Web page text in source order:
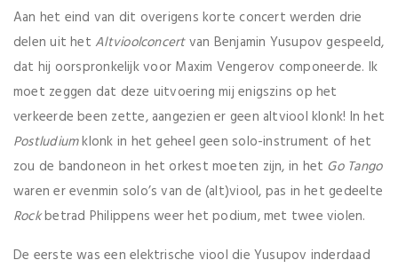
Aan het eind van dit overigens korte concert werden drie
delen uit hetAltvioolconcertvan Benjamin Yusupov gespeeld,
dat hij oorspronkelijk voor Maxim Vengerov componeerde. Ik
moet zeggen dat deze uitvoering mij enigszins op het
verkeerde been zette, aangezien er geen altviool klonk! In het
Postludiumklonk in het geheel geen solo-instrument of het
zou de bandoneon in het orkest moeten zijn, in het Go Tango
waren er evenmin solo’s van de (alt)viool, pas in het gedeelte
Rockbetrad Philippens weer het podium, met twee violen.
De eerste was een elektrische viool die Yusupov inderdaad